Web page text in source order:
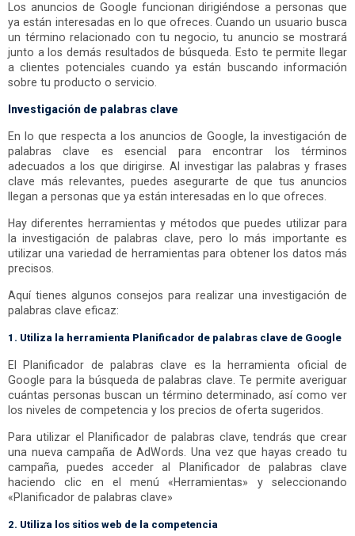
Los anuncios de Google funcionan dirigiéndose a personas que
ya están interesadas en lo que ofreces. Cuando un usuario busca
un término relacionado con tu negocio, tu anuncio se mostrará
junto a los demás resultados de búsqueda. Esto te permite llegar
a clientes potenciales cuando ya están buscando información
sobre tu producto o servicio.
Investigación de palabras clave
En lo que respecta a los anuncios de Google, la investigación de
palabras clave es esencial para encontrar los términos
adecuados a los que dirigirse. Al investigar las palabras y frases
clave más relevantes, puedes asegurarte de que tus anuncios
llegan a personas que ya están interesadas en lo que ofreces.
Hay diferentes herramientas y métodos que puedes utilizar para
la investigación de palabras clave, pero lo más importante es
utilizar una variedad de herramientas para obtener los datos más
precisos.
Aquí tienes algunos consejos para realizar una investigación de
palabras clave eficaz:
1. Utiliza la herramienta Planificador de palabras clave de Google
El Planificador de palabras clave es la herramienta oficial de
Google para la búsqueda de palabras clave. Te permite averiguar
cuántas personas buscan un término determinado, así como ver
los niveles de competencia y los precios de oferta sugeridos.
Para utilizar el Planificador de palabras clave, tendrás que crear
una nueva campaña de AdWords. Una vez que hayas creado tu
campaña, puedes acceder al Planificador de palabras clave
haciendo clic en el menú «Herramientas» y seleccionando
«Planificador de palabras clave»
2. Utiliza los sitios web de la competencia